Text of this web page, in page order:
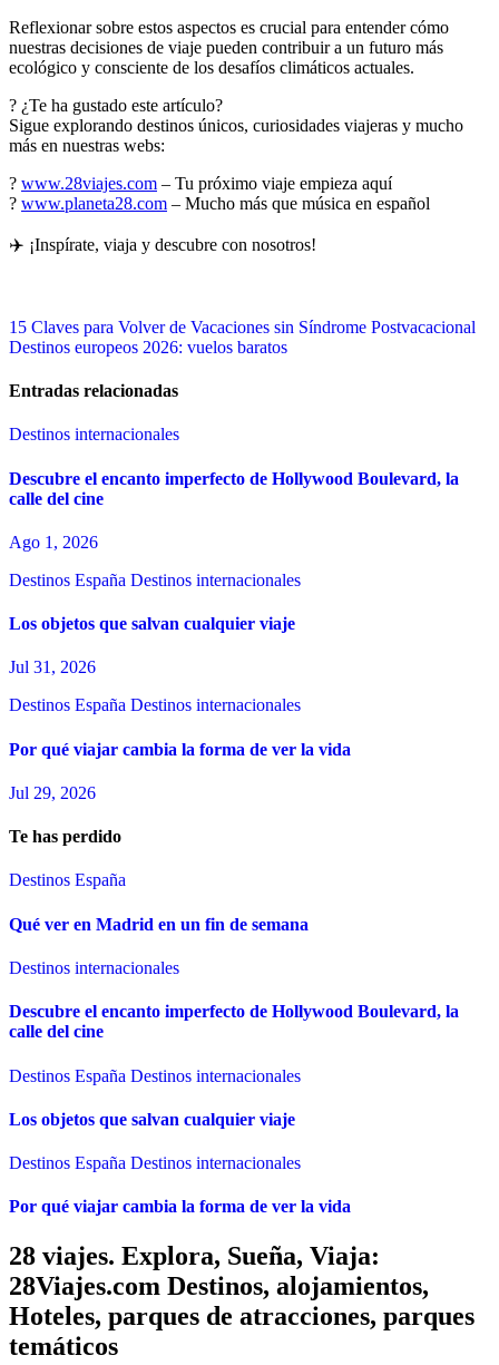
Reflexionar sobre estos aspectos es crucial para entender cómo
nuestras decisiones de viaje pueden contribuir a un futuro más
ecológico y consciente de los desafíos climáticos actuales.
? ¿Te ha gustado este artículo?
Sigue explorando destinos únicos, curiosidades viajeras y mucho
más en nuestras webs:
? www.28viajes.com – Tu próximo viaje empieza aquí
? www.planeta28.com – Mucho más que música en español
✈️ ¡Inspírate, viaja y descubre con nosotros!
Navegación
de
entradas
15 Claves para Volver de Vacaciones sin Síndrome Postvacacional
Destinos europeos 2026: vuelos baratos
Entradas relacionadas
Destinos internacionales
Descubre el encanto imperfecto de Hollywood Boulevard, la
calle del cine
Ago 1, 2026
Destinos España Destinos internacionales
Los objetos que salvan cualquier viaje
Jul 31, 2026
Destinos España Destinos internacionales
Por qué viajar cambia la forma de ver la vida
Jul 29, 2026
Te has perdido
Destinos España
Qué ver en Madrid en un fin de semana
Destinos internacionales
Descubre el encanto imperfecto de Hollywood Boulevard, la
calle del cine
Destinos España Destinos internacionales
Los objetos que salvan cualquier viaje
Destinos España Destinos internacionales
Por qué viajar cambia la forma de ver la vida
28 viajes. Explora, Sueña, Viaja:
28Viajes.com Destinos, alojamientos,
Hoteles, parques de atracciones, parques
temáticos